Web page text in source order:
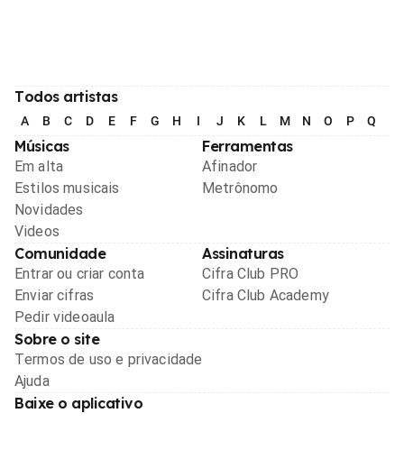
Todos artistas
A B C D E F G H I J K L M N O P Q
Músicas
Em alta
Estilos musicais
Novidades
Videos
Ferramentas
Afinador
Metrônomo
Comunidade
Entrar ou criar conta
Enviar cifras
Pedir videoaula
Assinaturas
Cifra Club PRO
Cifra Club Academy
Sobre o site
Termos de uso e privacidade
Ajuda
Baixe o aplicativo